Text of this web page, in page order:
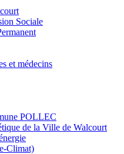
Sociale
et médecins
POLLEC
de la Ville de Walcourt
Climat)